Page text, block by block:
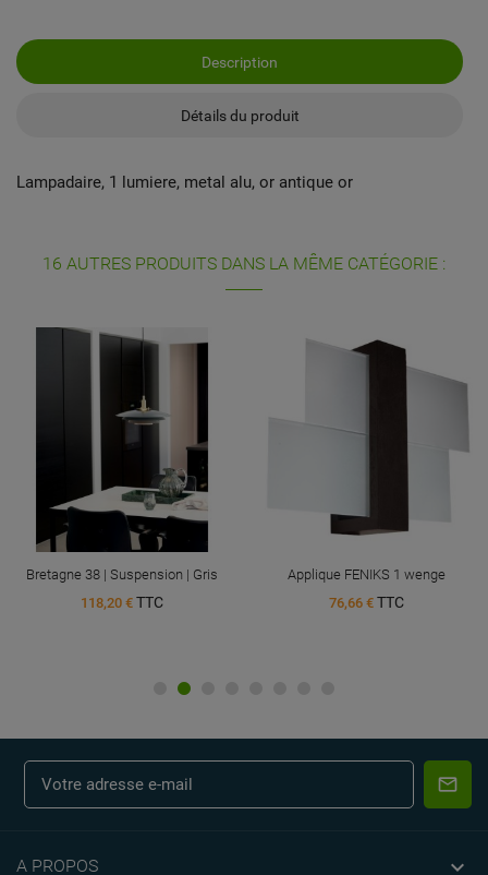
Description
Détails du produit
Lampadaire, 1 lumiere, metal alu, or antique or
16 AUTRES PRODUITS DANS LA MÊME CATÉGORIE :
Bretagne 38 | Suspension | Gris
118,20 € TTC
Applique FENIKS 1 wenge
76,66 € TTC
A PROPOS 